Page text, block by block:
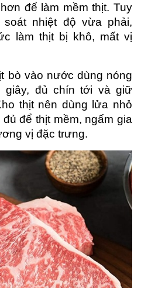
để làm mềm thịt. Tuy
nhiệt độ vừa phải,
làm thịt bị khô, mất vị
bò vào nước dùng nóng
giây, đủ chín tới và giữ
thịt nên dùng lửa nhỏ
để thịt mềm, ngấm gia
vị đặc trưng.